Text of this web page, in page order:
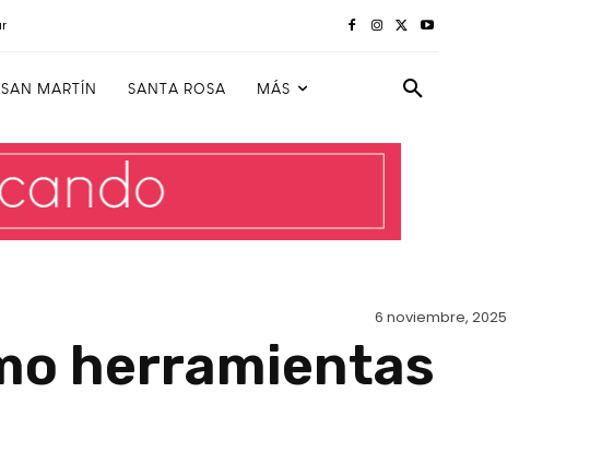
SAN MARTÍN SANTA ROSA MÁS
6 noviembre, 2025
herramientas